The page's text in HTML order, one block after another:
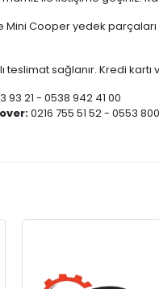
Mini Cooper yedek
teslimat sağlanır. Kredi
93 21 - 0538 942 41 00
0216 755 51 52 - 0553 800